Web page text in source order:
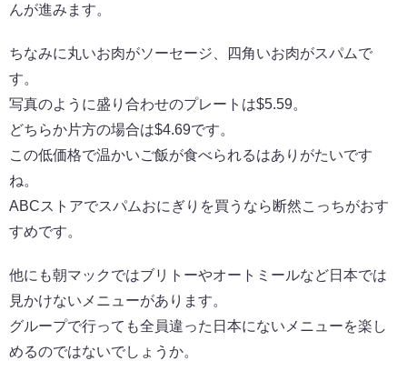
んが進みます。
ちなみに丸いお肉がソーセージ、四角いお肉がスパムで
す。
写真のように盛り合わせのプレートは$5.59。
どちらか片方の場合は$4.69です。
この低価格で温かいご飯が食べられるはありがたいです
ね。
ABCストアでスパムおにぎりを買うなら断然こっちがおす
すめです。
他にも朝マックではブリトーやオートミールなど日本では
見かけないメニューがあります。
グループで行っても全員違った日本にないメニューを楽し
めるのではないでしょうか。